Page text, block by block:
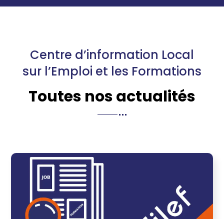
Centre d’information Local
sur l’Emploi et les Formations
Toutes nos actualités